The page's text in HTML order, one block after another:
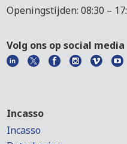
Openingstijden: 08:30 –
Volg ons op social media
Incasso
Incasso